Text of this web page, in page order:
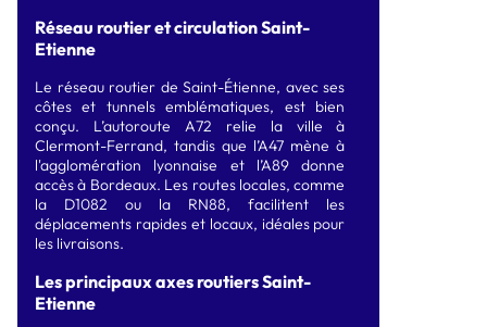
Réseau routier et circulation Saint-
Etienne
Le réseau routier de Saint-Étienne, avec ses
côtes et tunnels emblématiques, est bien
conçu. L’autoroute A72 relie la ville à
Clermont-Ferrand, tandis que l’A47 mène à
l'agglomération lyonnaise et l’A89 donne
accès à Bordeaux. Les routes locales, comme
la D1082 ou la RN88, facilitent les
déplacements rapides et locaux, idéales pour
les livraisons.
Les principaux axes routiers Saint-
Etienne